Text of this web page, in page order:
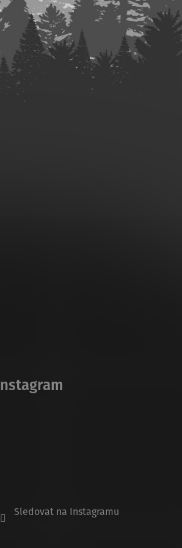
Sledovat na Instagramu